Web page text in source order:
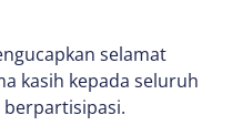
selamat
kasih kepada seluruh
berpartisipasi.